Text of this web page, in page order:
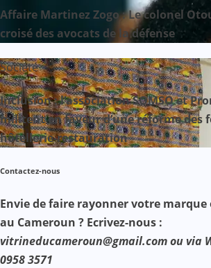
Affaire Martinez Zogo : Le colonel
croisé des avocats de la défense
Société
Inclusion : l’association SOMSO et
militent en faveur d’une réforme des
hôtellerie-restauration
Contactez-nous
Envie de faire rayonner votre
au Cameroun ? Ecrivez-nous :
vitrineducameroun@gmail.com ou via
0958 3571